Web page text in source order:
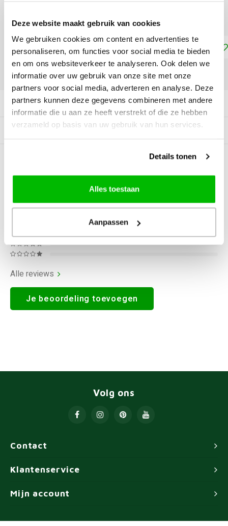
Deze website maakt gebruik van cookies
We gebruiken cookies om content en advertenties te
personaliseren, om functies voor social media te bieden
en om ons websiteverkeer te analyseren. Ook delen we
informatie over uw gebruik van onze site met onze
partners voor social media, adverteren en analyse. Deze
partners kunnen deze gegevens combineren met andere
informatie die u aan ze heeft verstrekt of die ze hebben
verzameld op basis van uw gebruik van hun services.
Details tonen
Alles toestaan
Aanpassen
100 % katoen naalddikte: 2,5 - 3,0 mm Lees meer
Toevoegen aan winkelwagen
DELEN:
Productomschrijving
Gerelateerde producten
BEOORDELINGEN
Alle reviews
Je beoordeling toevoegen
Contact
Volg ons
Klantenservice
Mijn account